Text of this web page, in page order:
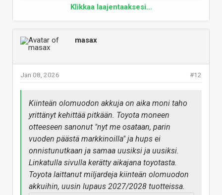
big thing in battery technology but
since 2009. Even in 2023, Toyota
continues to release
announcements now with a
prospective launch day of
2027/2028. Three questions
remain unanswered...
optimisticstorm.com
Klikkaa laajentaaksesi...
masax
#12
Jan 08, 2026
Kiinteän olomuodon akkuja on aika moni taho
yrittänyt kehittää pitkään. Toyota moneen
otteeseen sanonut "nyt me osataan, parin
vuoden päästä markkinoilla" ja hups ei
onnistunutkaan ja samaa uusiksi ja uusiksi.
Linkatulla sivulla kerätty aikajana toyotasta.
Toyota laittanut miljardeja kiinteän olomuodon
akkuihin, uusin lupaus 2027/2028 tuotteissa.